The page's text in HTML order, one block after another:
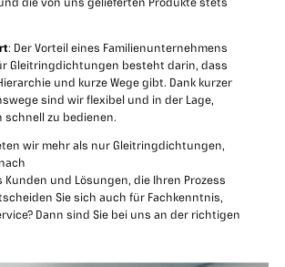
die von uns gelieferten Produkte stets
: Der Vorteil eines Familienunternehmens
Gleitringdichtungen besteht darin, dass
und kurze Wege gibt. Dank kurzer
sind wir flexibel und in der Lage,
schnell zu bedienen.
wir mehr als nur Gleitringdichtungen,
Kunden und Lösungen, die Ihren Prozess
Sie sich auch für Fachkenntnis,
Dann sind Sie bei uns an der richtigen